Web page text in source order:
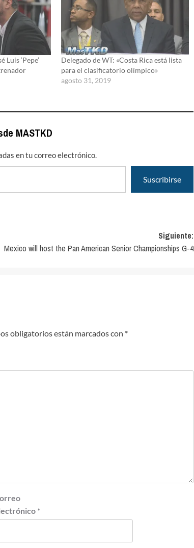
Luis ‘Pepe’
Delegado de WT: «Costa Rica está lista
para el clasificatorio olímpico»
agosto 31, 2019
MASTKD
en tu correo electrónico.
Suscribirse
Siguiente:
Mexico will host the Pan American Senior Championships G-4
obligatorios están marcados con *
*